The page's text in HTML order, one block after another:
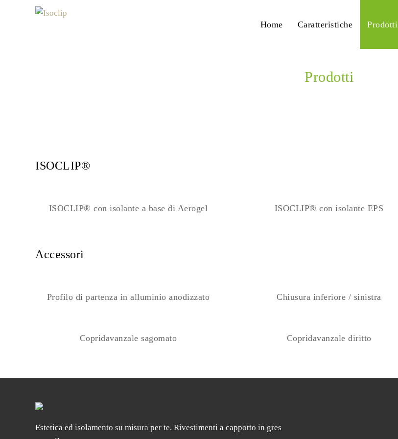
Home Caratteristiche Prodotti
Prodotti
ISOCLIP®
ISOCLIP® con isolante a base di Aerogel ISOCLIP® con isolante EPS
Accessori
Profilo di partenza in alluminio anodizzato Chiusura inferiore / sinistra
Copridavanzale sagomato
Copridavanzale diritto
Estetica ed isolamento su misura per te. Rivestimenti a cappotto in gres